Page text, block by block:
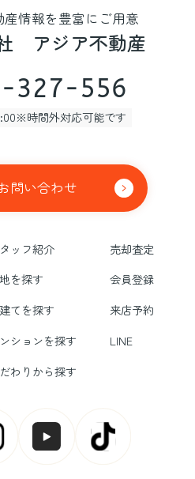
産情報を豊富にご用意
アジア不動産
327-556
時間外対応可能です
問い合わせ
ッフ紹介
売却査定
を探す
会員登録
てを探す
来店予約
ションを探す
LINE
わりから探す